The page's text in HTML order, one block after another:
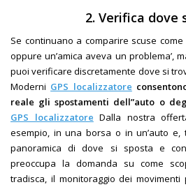
2. Verifica dove
Se continuano a comparire scuse
oppure un’amica aveva un problema’,
puoi verificare discretamente dove si
Moderni GPS localizzatore
reale gli spostamenti dell”auto o
GPS localizzatore Dalla nostra
esempio, in una borsa o in un’auto e,
panoramica di dove si sposta e
preoccupa la domanda su come
tradisca, il monitoraggio dei